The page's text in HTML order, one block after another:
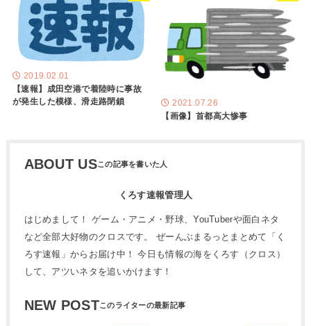
2019.02.01
【速報】成田空港で着陸時に事故
が発生した模様、滑走路閉鎖
2021.07.26
【画像】首都高大惨事
ABOUT US
くろす速報管理人
はじめまして！ ゲーム・アニメ・野球、YouTuberや面白ネタ
など全部大好物のクロスです。 ぜーんぶまるっとまとめて「く
ろす速報」からお届け中！ 今日も情報の海をくろす（クロス）
して、アツいネタを追いかけます！
NEW POST